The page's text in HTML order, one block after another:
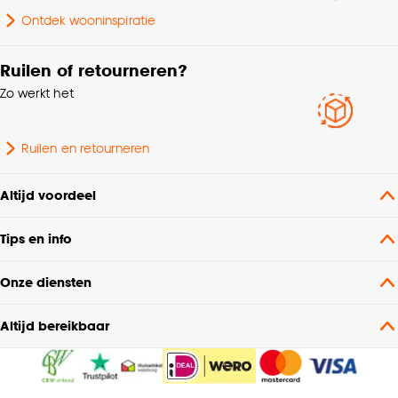
Kleurtint
% Verduisterend
Ontdek wooninspiratie
Ruilen of retourneren?
Zo werkt het
Ruilen en retourneren
Altijd voordeel
Tips en info
Onze diensten
Altijd bereikbaar